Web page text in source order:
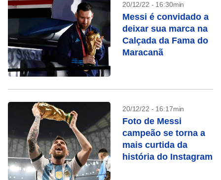
20/12/22 - 16:30min
Messi é convidado a
deixar sua marca na
Calçada da Fama do
Maracanã
20/12/22 - 16:17min
Foto de Messi
campeão se torna a
mais curtida da
história do Instagram